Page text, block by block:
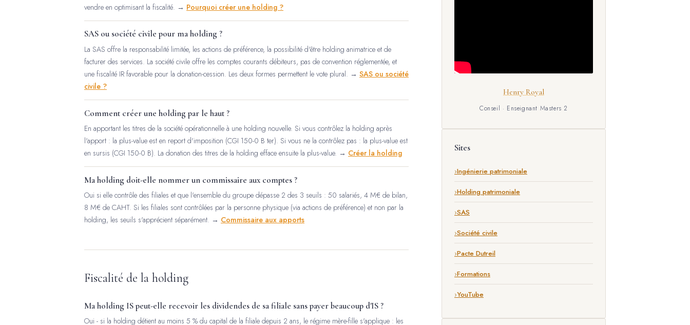
vendre en optimisant la fiscalité. → Pourquoi créer une holding ?
SAS ou société civile pour ma holding ?
La SAS offre la responsabilité limitée, les actions de préférence, la possibilité d'être holding animatrice et de
facturer des services. La société civile offre les comptes courants débiteurs, pas de convention réglementée, et
une fiscalité IR favorable pour la donation-cession. Les deux formes permettent le vote plural. → SAS ou société
civile ?
Comment créer une holding par le haut ?
En apportant les titres de la société opérationnelle à une holding nouvelle. Si vous contrôlez la holding après
l'apport : la plus-value est en report d'imposition (CGI 150-0 B ter). Si vous ne la contrôlez pas : la plus-value est
en sursis (CGI 150-0 B). La donation des titres de la holding efface ensuite la plus-value. → Créer la holding
Ma holding doit-elle nommer un commissaire aux comptes ?
Oui si elle contrôle des filiales et que l'ensemble du groupe dépasse 2 des 3 seuils : 50 salariés, 4 M€ de bilan,
8 M€ de CAHT. Si les filiales sont contrôlées par la personne physique (via actions de préférence) et non par la
holding, les seuils s'apprécient séparément. → Commissaire aux apports
Fiscalité de la holding
Ma holding IS peut-elle recevoir les dividendes de sa filiale sans payer beaucoup d'IS ?
Oui - si la holding détient au moins 5 % du capital de la filiale depuis 2 ans, le régime mère-fille s'applique : les
Henry Royal
Conseil · Enseignant Masters 2
Sites
Ingénierie patrimoniale
Holding patrimoniale
SAS
Société civile
Pacte Dutreil
Formations
YouTube